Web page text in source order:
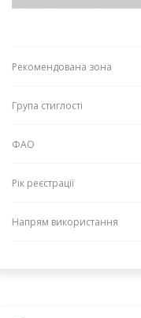
Рекомендована зона
Група стиглості
ФАО
Рік реєстрації
Напрям використання